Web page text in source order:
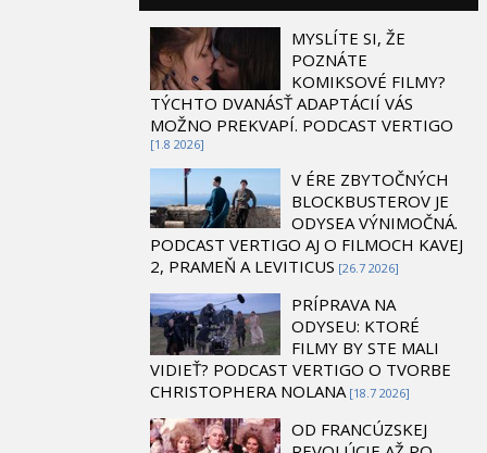
MYSLÍTE SI, ŽE
POZNÁTE
KOMIKSOVÉ FILMY?
TÝCHTO DVANÁSŤ ADAPTÁCIÍ VÁS
MOŽNO PREKVAPÍ. PODCAST VERTIGO
[1.8 2026]
V ÉRE ZBYTOČNÝCH
BLOCKBUSTEROV JE
ODYSEA VÝNIMOČNÁ.
PODCAST VERTIGO AJ O FILMOCH KAVEJ
2, PRAMEŇ A LEVITICUS [26.7 2026]
PRÍPRAVA NA
ODYSEU: KTORÉ
FILMY BY STE MALI
VIDIEŤ? PODCAST VERTIGO O TVORBE
CHRISTOPHERA NOLANA [18.7 2026]
OD FRANCÚZSKEJ